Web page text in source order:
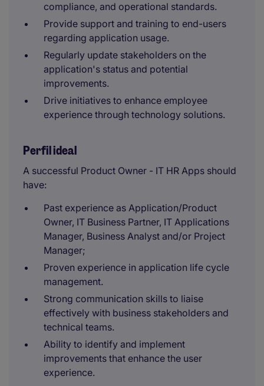
compliance, and operational standards.
Provide support and training to end-users
regarding application usage.
Regularly update stakeholders on the
application's status and potential
improvements.
Drive initiatives to enhance employee
experience through technology solutions.
Perfil ideal
A successful Product Owner - IT HR Apps should
have:
Past experience as Application/Product
Owner, IT Business Partner, IT Applications
Manager, Business Analyst and/or Project
Manager;
Proven experience in application life cycle
management.
Strong communication skills to liaise
effectively with business stakeholders and
technical teams.
Ability to identify and implement
improvements that enhance the user
experience.